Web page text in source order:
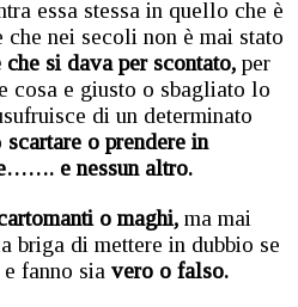
essa stessa in quello che è
nei secoli non è mai stato
che si dava per scontato, per
cosa e giusto o sbagliato lo
di un determinato
scartare o prendere in
e nessun altro.
o maghi,ma mai
briga di mettere in dubbio se
fanno sia vero o falso.